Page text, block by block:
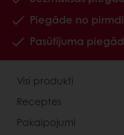
Piegāde no
Pasūtījuma
Visi produkti
Receptes
Pakalpojumi